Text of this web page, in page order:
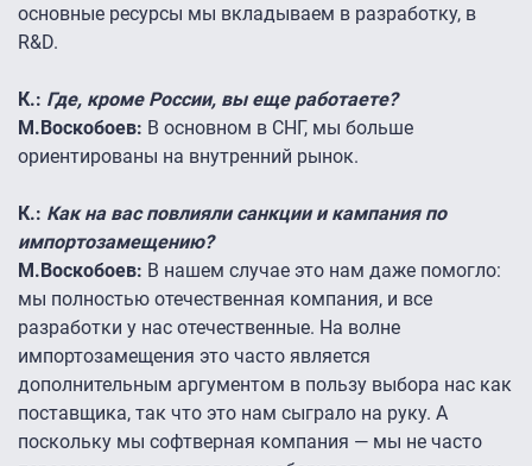
основные ресурсы мы вкладываем в разработку, в
R&D.
К.: Где, кроме России, вы еще работаете?
М.Воскобоев: В основном в СНГ, мы больше
ориентированы на внутренний рынок.
К.: Как на вас повлияли санкции и кампания по
импортозамещению?
М.Воскобоев: В нашем случае это нам даже помогло:
мы полностью отечественная компания, и все
разработки у нас отечественные. На волне
импортозамещения это часто является
дополнительным аргументом в пользу выбора нас как
поставщика, так что это нам сыграло на руку. А
поскольку мы софтверная компания — мы не часто